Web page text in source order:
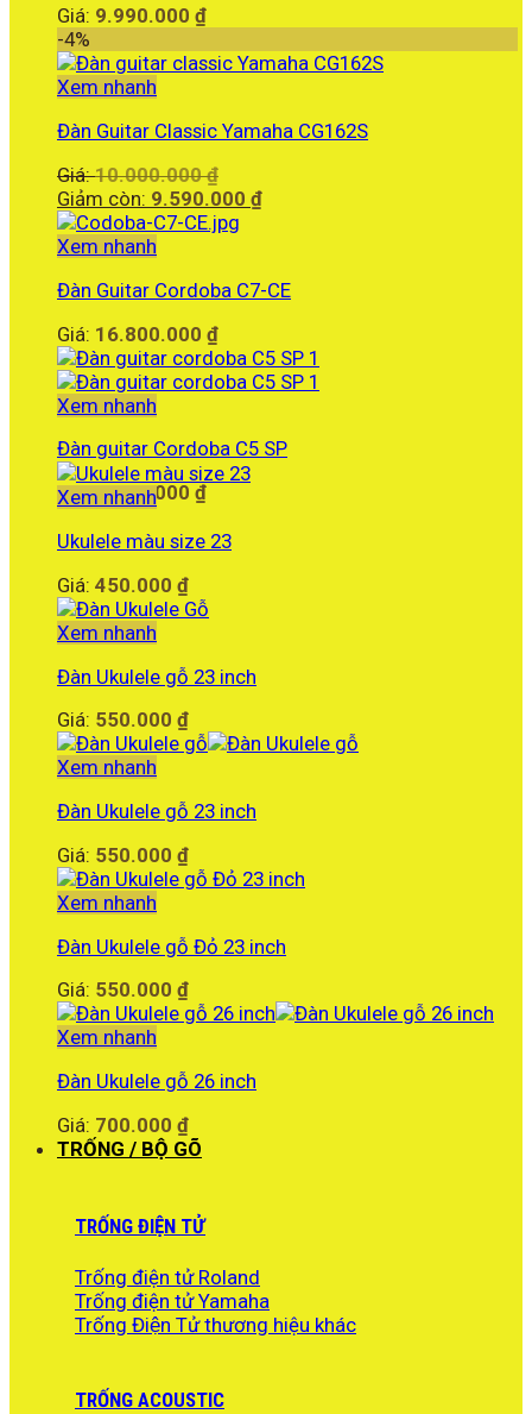
Giá: 9.990.000 ₫
-4%
Xem nhanh
Đàn Guitar Classic Yamaha CG162S
Giá:10.000.000₫
gốc
là:
Giảm còn: 9.590.000 ₫Giá
9.590.000 ₫.
Xem nhanh
Đàn Guitar Cordoba C7-CE
Giá: 16.800.000 ₫
Xem nhanh
Đàn guitar Cordoba C5 SP
Giá:8.750.000 ₫
Xem nhanh
Ukulele màu size 23
Giá: 450.000 ₫
Xem nhanh
Đàn Ukulele gỗ 23 inch
Giá: 550.000 ₫
Xem nhanh
Đàn Ukulele gỗ 23 inch
Giá: 550.000 ₫
Xem nhanh
Đàn Ukulele gỗ Đỏ 23 inch
Giá: 550.000 ₫
Xem nhanh
Đàn Ukulele gỗ 26 inch
Giá: 700.000 ₫
TRỐNG / BỘ GÕ
TRỐNG ĐIỆN TỬ
Trống điện tử Roland
Trống điện tử Yamaha
Trống Điện Tử thương hiệu khác
TRỐNG ACOUSTIC